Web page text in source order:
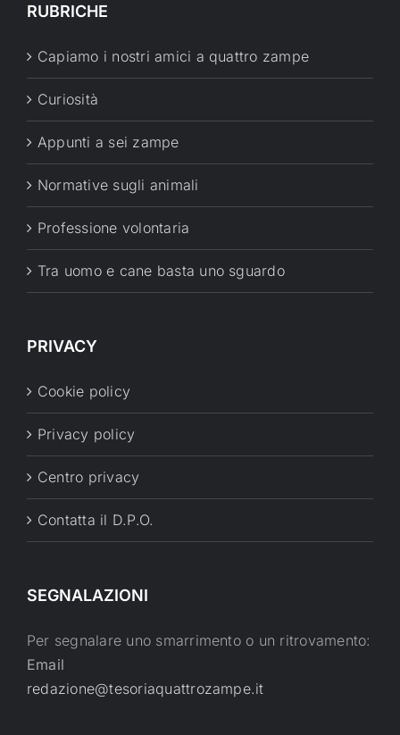
RUBRICHE
Capiamo i nostri amici a quattro zampe
Curiosità
Appunti a sei zampe
Normative sugli animali
Professione volontaria
Tra uomo e cane basta uno sguardo
PRIVACY
Cookie policy
Privacy policy
Centro privacy
Contatta il D.P.O.
SEGNALAZIONI
Per segnalare uno smarrimento o un ritrovamento:
Email
redazione@tesoriaquattrozampe.it